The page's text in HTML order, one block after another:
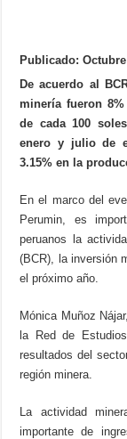
Publicado: Octubre
De acuerdo al
minería fueron
de cada 100
enero y julio de
3.15% en la
En el marco del
Perumin, es
peruanos la
(BCR), la inversión
el próximo año.
Mónica Muñoz
la Red de
resultados del
región minera.
La actividad
importante de